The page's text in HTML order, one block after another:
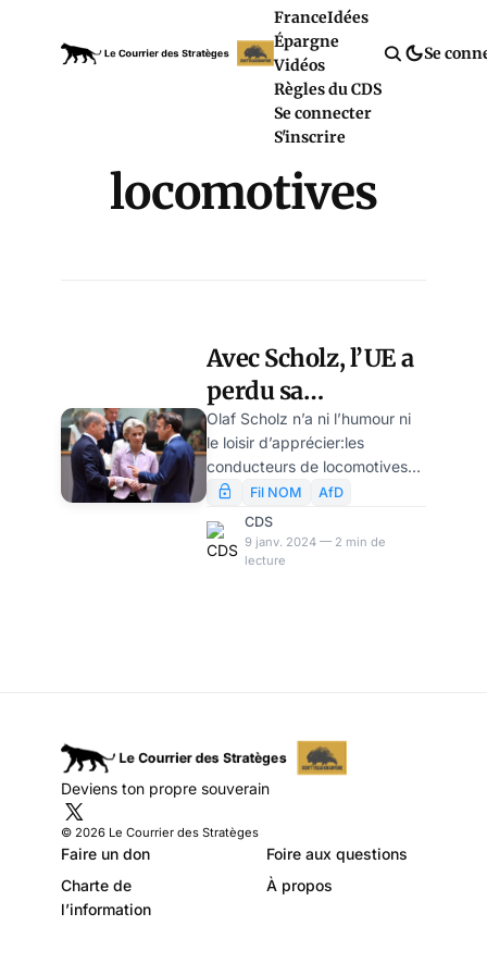
FranceIdées
Épargne
Vidéos
Règles du CDS
Se connecter
S'inscrire
Se
locomotives
Avec Scholz, l’UE a
perdu sa
locomotive
allemande
Olaf Scholz n’a ni l’humour ni
le loisir d’apprécier:les
conducteurs de locomotives
de la compagnie allemande
des chemins de fers (la
Deutsche Bahn) entament une
grève de trois jours mercredi
Fil NOM
AfD
CDS
9 janv. 2024 — 2 min de
lecture
Deviens ton propre souverain
© 2026 Le Courrier des Stratèges
Faire un don
Foire aux questions
Charte de
l’information
À propos